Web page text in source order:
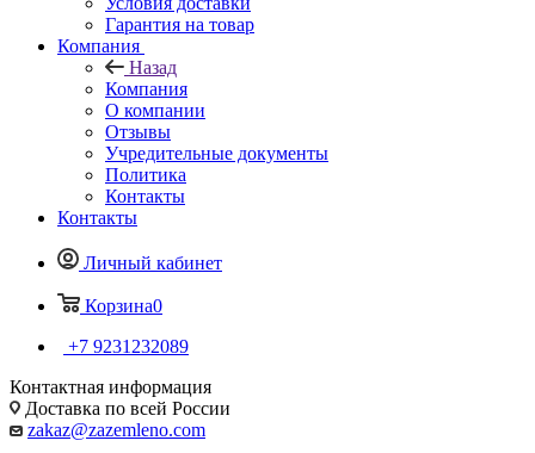
Гарантия на товар
Компания
Назад
Компания
О компании
Отзывы
Учредительные документы
Политика
Контакты
Контакты
Личный кабинет
Корзина0
+7 9231232089
Контактная информация
Доставка по всей России
zakaz@zazemleno.com